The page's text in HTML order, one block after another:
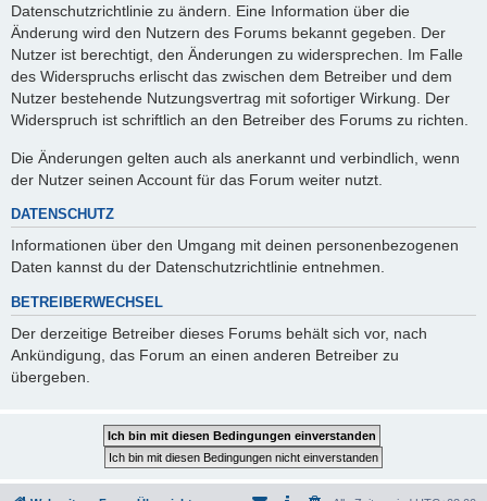
Datenschutzrichtlinie zu ändern. Eine Information über die
Änderung wird den Nutzern des Forums bekannt gegeben. Der
Nutzer ist berechtigt, den Änderungen zu widersprechen. Im Falle
des Widerspruchs erlischt das zwischen dem Betreiber und dem
Nutzer bestehende Nutzungsvertrag mit sofortiger Wirkung. Der
Widerspruch ist schriftlich an den Betreiber des Forums zu richten.
Die Änderungen gelten auch als anerkannt und verbindlich, wenn
der Nutzer seinen Account für das Forum weiter nutzt.
DATENSCHUTZ
Informationen über den Umgang mit deinen personenbezogenen
Daten kannst du der Datenschutzrichtlinie entnehmen.
BETREIBERWECHSEL
Der derzeitige Betreiber dieses Forums behält sich vor, nach
Ankündigung, das Forum an einen anderen Betreiber zu
übergeben.